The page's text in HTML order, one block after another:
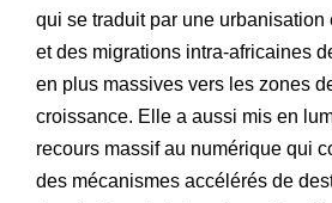
qui se traduit par une urbanisation
et des migrations intra-africaines
en plus massives vers les zones
croissance. Elle a aussi mis en
recours massif au numérique qui
des mécanismes accélérés de